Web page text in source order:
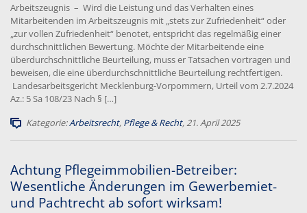
Arbeitszeugnis – Wird die Leistung und das Verhalten eines
Mitarbeitenden im Arbeitszeugnis mit „stets zur Zufriedenheit“ oder
„zur vollen Zufriedenheit“ benotet, entspricht das regelmäßig einer
durchschnittlichen Bewertung. Möchte der Mitarbeitende eine
überdurchschnittliche Beurteilung, muss er Tatsachen vortragen und
beweisen, die eine überdurchschnittliche Beurteilung rechtfertigen.
Landesarbeitsgericht Mecklenburg-Vorpommern, Urteil vom 2.7.2024
Az.: 5 Sa 108/23 Nach § […]
Kategorie:Arbeitsrecht, Pflege & Recht, 21. April 2025
Achtung Pflegeimmobilien-Betreiber:
Wesentliche Änderungen im Gewerbemiet-
und Pachtrecht ab sofort wirksam!